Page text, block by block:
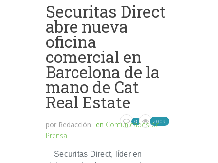
Securitas Direct
abre nueva
oficina
comercial en
Barcelona de la
mano de Cat
Real Estate
por Redacción en Comunicados de
Prensa
0 2009
Securitas Direct, líder en